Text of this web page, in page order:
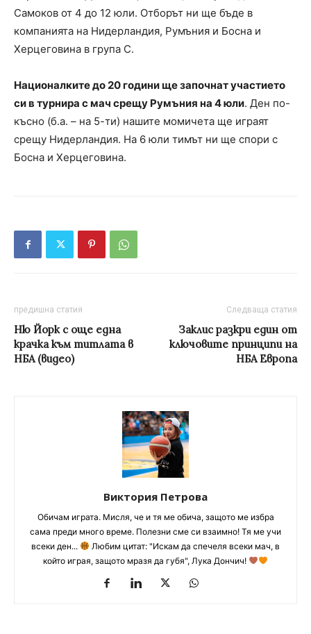
Самоков от 4 до 12 юли. Отборът ни ще бъде в
компанията на Нидерландия, Румъния и Босна и
Херцеговина в група C.
Националките до 20 години ще започнат участието
си в турнира с мач срещу Румъния на 4 юли. Ден по-
късно (б.а. – на 5-ти) нашите момичета ще играят
срещу Нидерландия. На 6 юли тимът ни ще спори с
Босна и Херцеговина.
предишна статия
Ню Йорк с още една
крачка към титлата в
НБА (видео)
Следваща статия
Заклис разкри един от
ключовите принципи на
НБА Европа
Виктория Петрова
Обичам играта. Мисля, че и тя ме обича, защото ме избра
сама преди много време. Полезни сме си взаимно! Тя ме учи
всеки ден...
Любим цитат: "Искам да спечеля всеки мач, в
който играя, защото мразя да губя", Лука Дончич!